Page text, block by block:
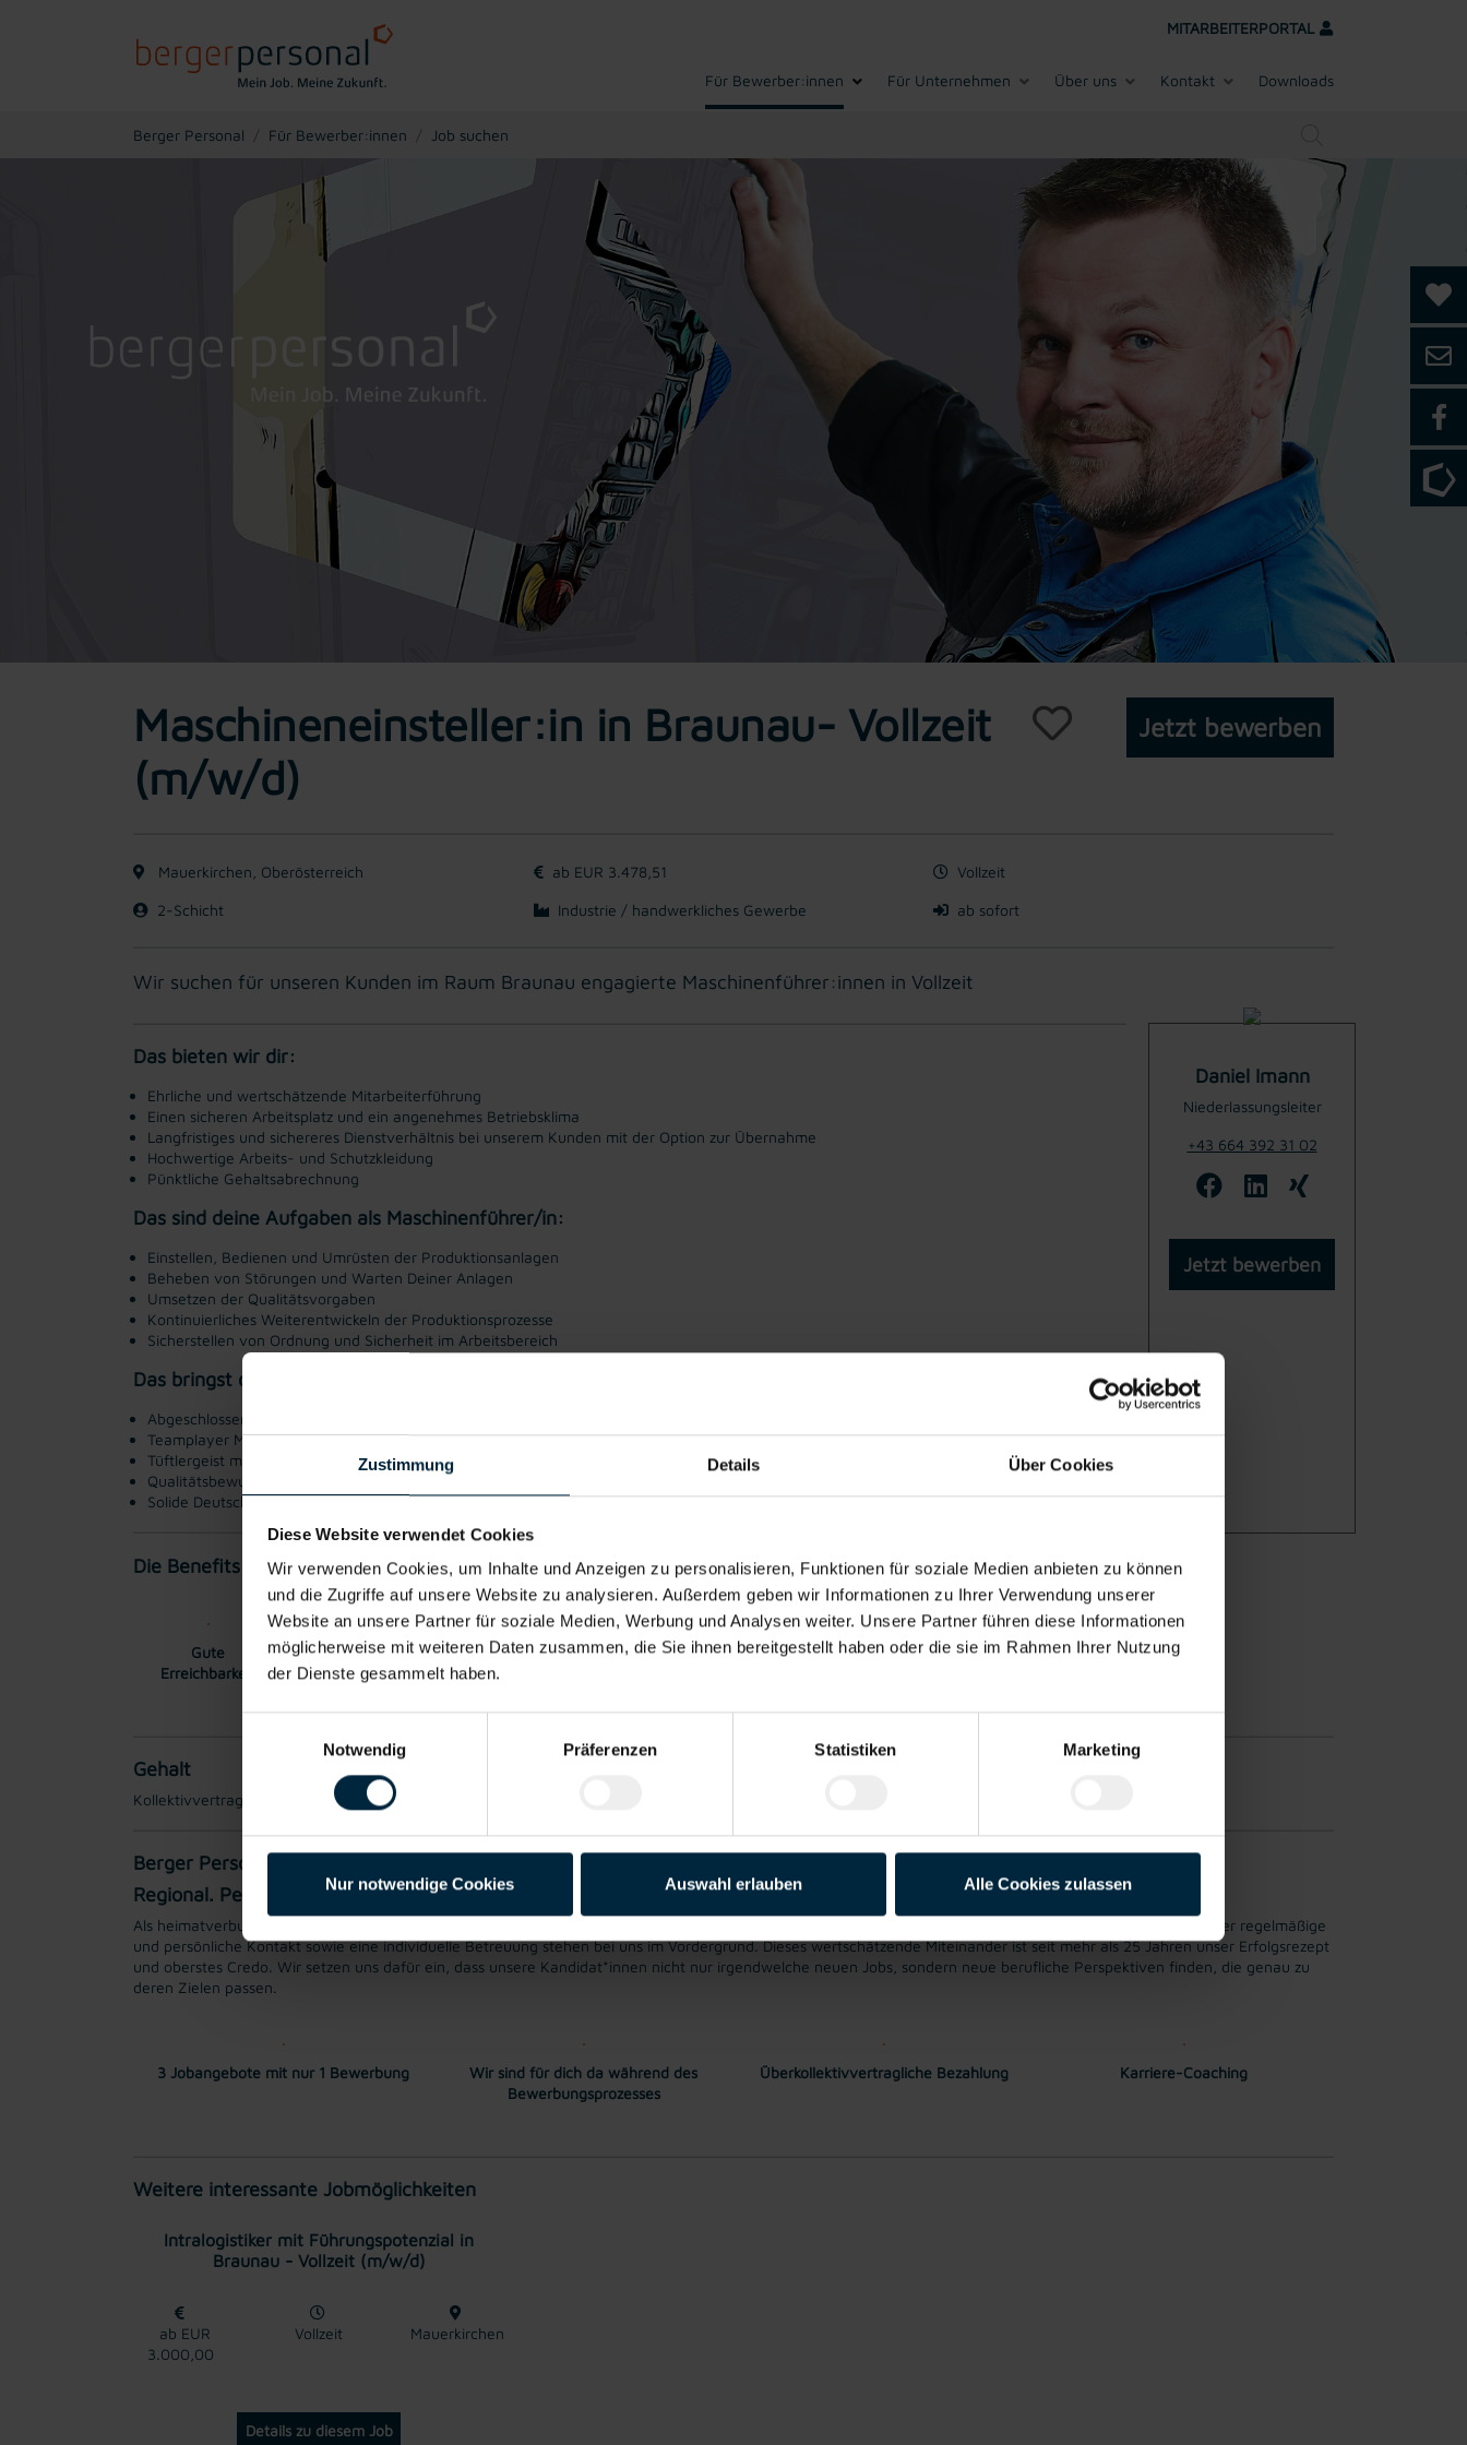
Zustimmung Details Über Cookies
Diese Website verwendet Cookies
Wir verwenden Cookies, um Inhalte und Anzeigen zu personalisieren, Funktionen für soziale Medien anbieten zu können
und die Zugriffe auf unsere Website zu analysieren. Außerdem geben wir Informationen zu Ihrer Verwendung unserer
Website an unsere Partner für soziale Medien, Werbung und Analysen weiter. Unsere Partner führen diese Informationen
möglicherweise mit weiteren Daten zusammen, die Sie ihnen bereitgestellt haben oder die sie im Rahmen Ihrer Nutzung
der Dienste gesammelt haben.
Notwendig
Präferenzen Statistiken Marketing
Nur notwendige Cookies Auswahl erlauben Alle Cookies zulassen
MITARBEITERPORTAL
Für Bewerber:innen Für Unternehmen Über uns Kontakt Downloads
Berger Personal Für Bewerber:innen Job suchen
Maschineneinsteller:in in Braunau- Vollzeit
(m/w/d)
Jetzt bewerben
Mauerkirchen, Oberösterreich ab EUR 3.478,51 Vollzeit
2-Schicht Industrie / handwerkliches Gewerbe ab sofort
Wir suchen für unseren Kunden im Raum Braunau engagierte Maschinenführer:innen in Vollzeit
Das bieten wir dir:
Ehrliche und wertschätzende Mitarbeiterführung
Einen sicheren Arbeitsplatz und ein angenehmes Betriebsklima
Langfristiges und sichereres Dienstverhältnis bei unserem Kunden mit der Option zur Übernahme
Hochwertige Arbeits- und Schutzkleidung
Pünktliche Gehaltsabrechnung
Das sind deine Aufgaben als Maschinenführer/in:
Einstellen, Bedienen und Umrüsten der Produktionsanlagen
Beheben von Störungen und Warten Deiner Anlagen
Umsetzen der Qualitätsvorgaben
Kontinuierliches Weiterentwickeln der Produktionsprozesse
Sicherstellen von Ordnung und Sicherheit im Arbeitsbereich
Das bringst du mit:
Abgeschlossene technische Berufsausbildung oder Erfahrung in ähnlicher Position
Teamplayer Mentalität mit echter Handschlagqualität
Tüftlergeist mit Out-of-the-box Denken
Qualitätsbewusstsein und Einsatzbereitschaft
Solide Deutschkenntnisse
Daniel Imann
Niederlassungsleiter
+43 664 392 31 02
Jetzt bewerben
Die Benefits:
Gute
Erreichbarkeit
Gratis Parkplatz Weiterbildung Vollzeitarbeitsplatz Buddy-System Du-Kultur
Gehalt
Kollektivvertragliches Mindestgehalt EUR 3478,510 brutto monatlich. Überzahlung auf Grund von Qualifikation und Berufserfahrung möglich.
Berger Personal
Regional. Persönlich. Verlässlich.
Als heimatverbundene Job-Expert*innen und langjährige Spezialist*innen in der Metallbranche wissen wir genau, was unseren Mitarbeiter*innen wichtig ist. Der regelmäßige
und persönliche Kontakt sowie eine individuelle Betreuung stehen bei uns im Vordergrund. Dieses wertschätzende Miteinander ist seit mehr als 25 Jahren unser Erfolgsrezept
und oberstes Credo. Wir setzen uns dafür ein, dass unsere Kandidat*innen nicht nur irgendwelche neuen Jobs, sondern neue berufliche Perspektiven finden, die genau zu
deren Zielen passen.
3 Jobangebote mit nur 1 Bewerbung
Wir sind für dich da während des
Bewerbungsprozesses
Überkollektivvertragliche Bezahlung Karriere-Coaching
Weitere interessante Jobmöglichkeiten
Intralogistiker mit Führungspotenzial in
Braunau - Vollzeit (m/w/d)
ab EUR
3.000,00
Vollzeit Mauerkirchen
Details zu diesem Job